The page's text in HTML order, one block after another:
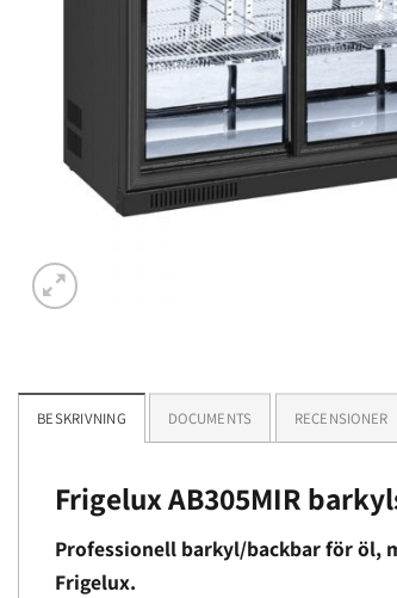
BESKRIVNING DOCUMENTS RECENSIONER
Frigelux AB305MIR
Professionell barkyl/backbar för öl,
Frigelux.